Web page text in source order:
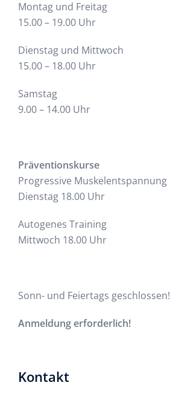
Montag und Freitag
15.00 – 19.00 Uhr
Dienstag und Mittwoch
15.00 – 18.00 Uhr
Samstag
9.00 – 14.00 Uhr
Präventionskurse
Progressive Muskelentspannung
Dienstag 18.00 Uhr
Autogenes Training
Mittwoch 18.00 Uhr
Sonn- und Feiertags geschlossen!
Anmeldung erforderlich!
Kontakt